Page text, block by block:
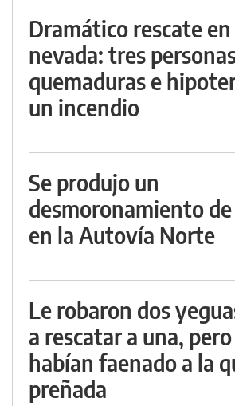
Dramático rescate
nevada: tres
quemaduras e
un incendio
Se produjo un
desmoronamiento
en la Autovía Norte
Le robaron dos
a rescatar a una,
habían faenado a la
preñada